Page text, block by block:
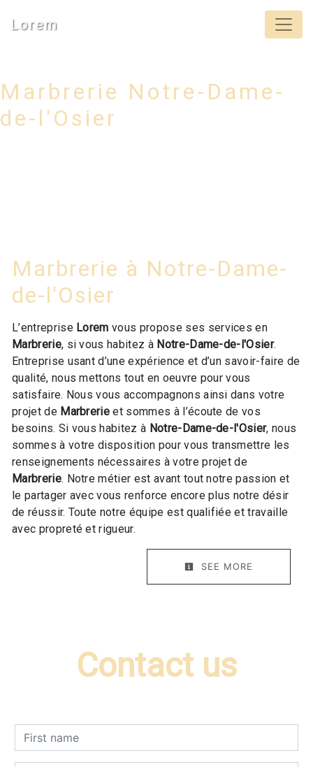
Lorem
Marbrerie Notre-Dame-
de-l'Osier
Marbrerie à Notre-Dame-
de-l'Osier
L’entreprise Lorem vous propose ses services en
Marbrerie, si vous habitez à Notre-Dame-de-l'Osier.
Entreprise usant d’une expérience et d’un savoir-faire de
qualité, nous mettons tout en oeuvre pour vous
satisfaire. Nous vous accompagnons ainsi dans votre
projet de Marbrerie et sommes à l’écoute de vos
besoins. Si vous habitez à Notre-Dame-de-l'Osier, nous
sommes à votre disposition pour vous transmettre les
renseignements nécessaires à votre projet de
Marbrerie. Notre métier est avant tout notre passion et
le partager avec vous renforce encore plus notre désir
de réussir. Toute notre équipe est qualifiée et travaille
avec propreté et rigueur.
SEE MORE
Contact us